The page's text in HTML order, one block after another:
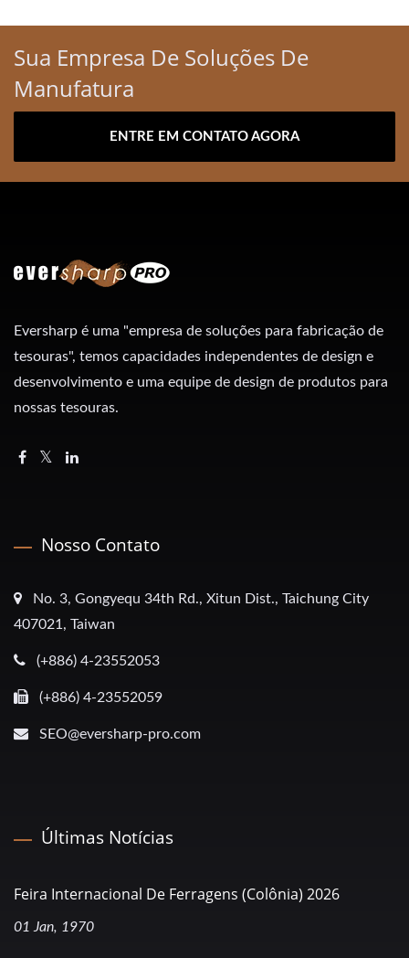
Sua Empresa De Soluções De
Manufatura
ENTRE EM CONTATO AGORA
Eversharp é uma "empresa de soluções para fabricação de
tesouras", temos capacidades independentes de design e
desenvolvimento e uma equipe de design de produtos para
nossas tesouras.
Nosso Contato
No. 3, Gongyequ 34th Rd., Xitun Dist., Taichung City
407021, Taiwan
(+886) 4-23552053
(+886) 4-23552059
SEO@eversharp-pro.com
Últimas Notícias
Feira Internacional De Ferragens (Colônia) 2026
01 Jan, 1970